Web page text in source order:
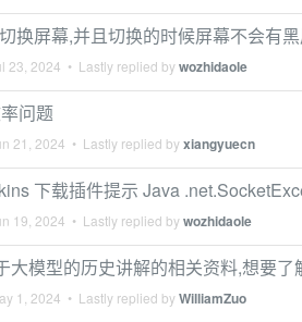
换屏幕,并且切换的时候屏幕不会有黑
23, 2024 • Lastly replied bywozhidaole
问题
21, 2024 • Lastly replied byxiangyuecn
下载插件提示 Java
19, 2024 • Lastly replied bywozhidaole
模型的历史讲解的相关资料,想要了
1, 2024 • Lastly replied byWilliamZuo